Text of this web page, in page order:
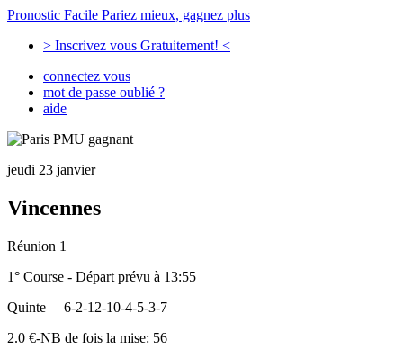
Pronostic Facile Pariez mieux, gagnez plus
> Inscrivez vous Gratuitement! <
connectez vous
mot de passe oublié ?
aide
jeudi 23 janvier
Vincennes
Réunion 1
1° Course - Départ prévu à 13:55
Quinte
6-2-12-10-4-5-3-7
2.0 €-NB de fois la mise: 56